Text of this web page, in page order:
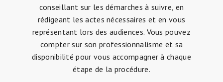
conseillant sur les démarches à suivre, en
rédigeant les actes nécessaires et en vous
représentant lors des audiences. Vous pouvez
compter sur son professionnalisme et sa
disponibilité pour vous accompagner à chaque
étape de la procédure.